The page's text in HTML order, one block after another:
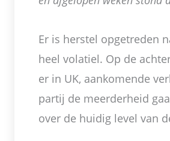
Er is herstel opgetreden
heel volatiel. Op de
er in UK, aankomende
partij de meerderheid
over de huidig level van